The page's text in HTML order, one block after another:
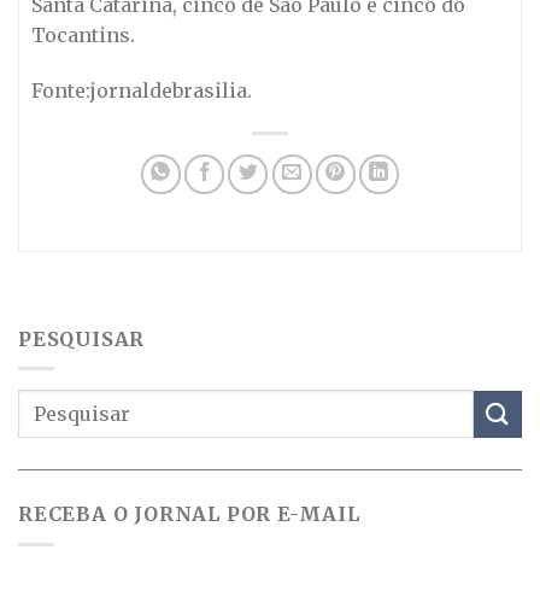
Tocantins.
Fonte:jornaldebrasilia.
PESQUISAR
RECEBA O JORNAL POR E-MAIL